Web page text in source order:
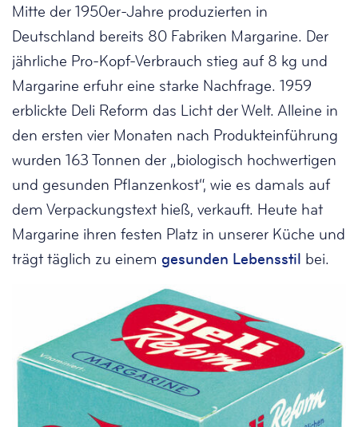
Mitte der 1950er-Jahre produzierten in
Deutschland bereits 80 Fabriken Margarine. Der
jährliche Pro-Kopf-Verbrauch stieg auf 8 kg und
Margarine erfuhr eine starke Nachfrage. 1959
erblickte Deli Reform das Licht der Welt. Alleine in
den ersten vier Monaten nach Produkteinführung
wurden 163 Tonnen der „biologisch hochwertigen
und gesunden Pflanzenkost“, wie es damals auf
dem Verpackungstext hieß, verkauft. Heute hat
Margarine ihren festen Platz in unserer Küche und
trägt täglich zu einem gesunden Lebensstil bei.